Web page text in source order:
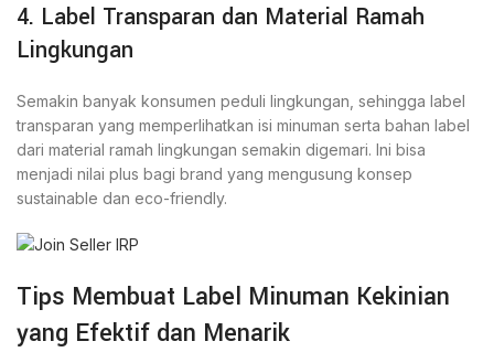
4. Label Transparan dan Material Ramah
Lingkungan
Semakin banyak konsumen peduli lingkungan, sehingga label
transparan yang memperlihatkan isi minuman serta bahan label
dari material ramah lingkungan semakin digemari. Ini bisa
menjadi nilai plus bagi brand yang mengusung konsep
sustainable dan eco-friendly.
Tips Membuat Label Minuman Kekinian
yang Efektif dan Menarik